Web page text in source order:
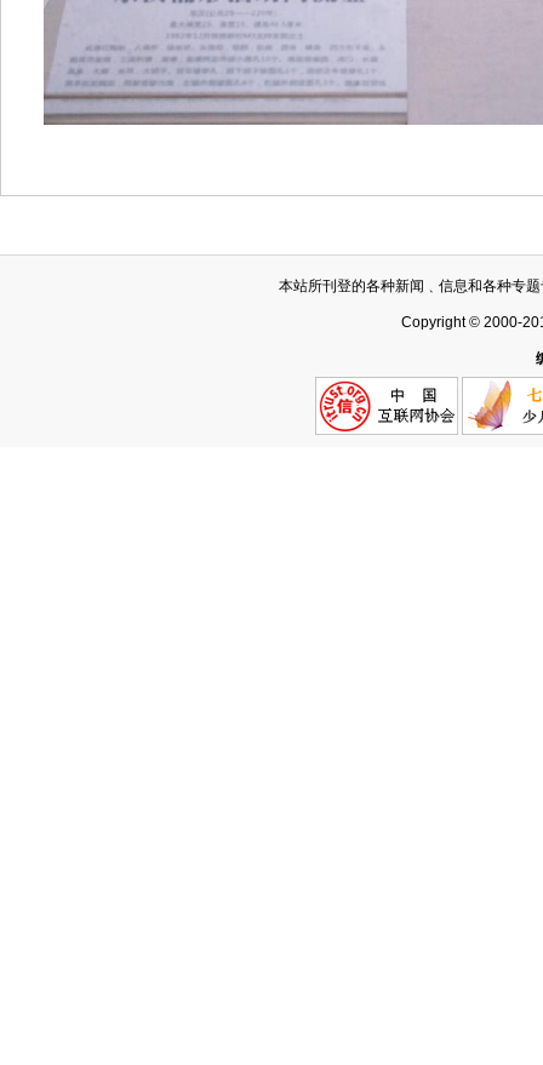
本站所刊登的各种新闻﹑信息和各种专
Copyright © 2000-